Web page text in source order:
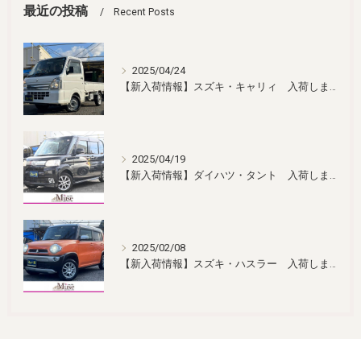
最近の投稿 Recent Posts
2025/04/24
2025/04/19
2025/02/08